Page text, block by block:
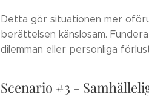
Detta gör situationen mer
berättelsen känslosam.
dilemman eller personliga
Scenario #3 -